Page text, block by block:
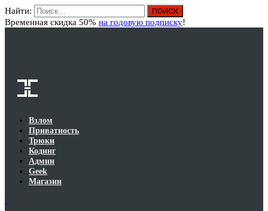
Найти:
Временная скидка 50% на годовую подписку!
Взлом
Приватность
Трюки
Кодинг
Админ
Geek
Магазин